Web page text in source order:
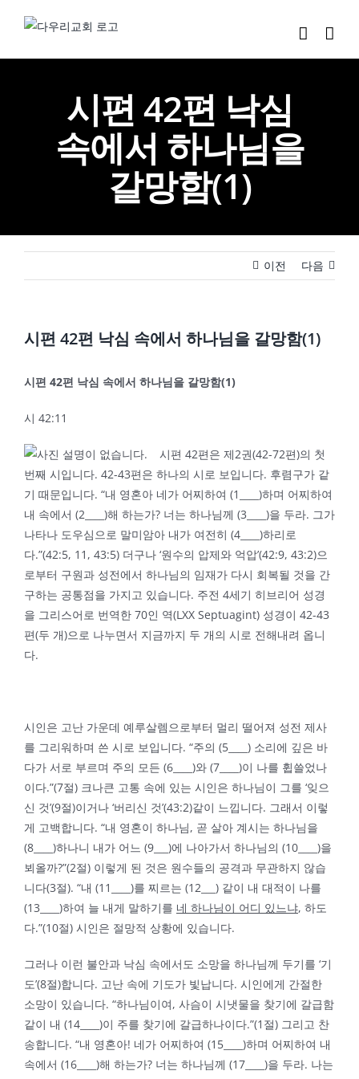
시편 42편 낙심
속에서 하나님을
갈망함(1)
이전 다음
시편 42편 낙심 속에서 하나님을 갈망함(1)
시편 42편 낙심 속에서 하나님을 갈망함(1)
시 42:11
시편 42편은 제2권(42-72편)의 첫
번째 시입니다. 42-43편은 하나의 시로 보입니다. 후렴구가 같
기 때문입니다. “내 영혼아 네가 어찌하여 (1____)하며 어찌하여
내 속에서 (2____)해 하는가? 너는 하나님께 (3____)을 두라. 그가
나타나 도우심으로 말미암아 내가 여전히 (4____)하리로
다.”(42:5, 11, 43:5) 더구나 ‘원수의 압제와 억압’(42:9, 43:2)으
로부터 구원과 성전에서 하나님의 임재가 다시 회복될 것을 간
구하는 공통점을 가지고 있습니다. 주전 4세기 히브리어 성경
을 그리스어로 번역한 70인 역(LXX Septuagint) 성경이 42-43
편(두 개)으로 나누면서 지금까지 두 개의 시로 전해내려 옵니
다.
시인은 고난 가운데 예루살렘으로부터 멀리 떨어져 성전 제사
를 그리워하며 쓴 시로 보입니다. “주의 (5____) 소리에 깊은 바
다가 서로 부르며 주의 모든 (6____)와 (7____)이 나를 휩쓸었나
이다.”(7절) 크나큰 고통 속에 있는 시인은 하나님이 그를 ‘잊으
신 것’(9절)이거나 ‘버리신 것’(43:2)같이 느낍니다. 그래서 이렇
게 고백합니다. “내 영혼이 하나님, 곧 살아 계시는 하나님을
(8____)하나니 내가 어느 (9___)에 나아가서 하나님의 (10____)을
뵈올까?”(2절) 이렇게 된 것은 원수들의 공격과 무관하지 않습
니다(3절). “내 (11____)를 찌르는 (12___) 같이 내 대적이 나를
(13____)하여 늘 내게 말하기를 네 하나님이 어디 있느냐, 하도
다.”(10절) 시인은 절망적 상황에 있습니다.
그러나 이런 불안과 낙심 속에서도 소망을 하나님께 두기를 ‘기
도’(8절)합니다. 고난 속에 기도가 빛납니다. 시인에게 간절한
소망이 있습니다. “하나님이여, 사슴이 시냇물을 찾기에 갈급함
같이 내 (14____)이 주를 찾기에 갈급하나이다.”(1절) 그리고 찬
송합니다. “내 영혼아! 네가 어찌하여 (15____)하며 어찌하여 내
속에서 (16____)해 하는가? 너는 하나님께 (17____)을 두라. 나는